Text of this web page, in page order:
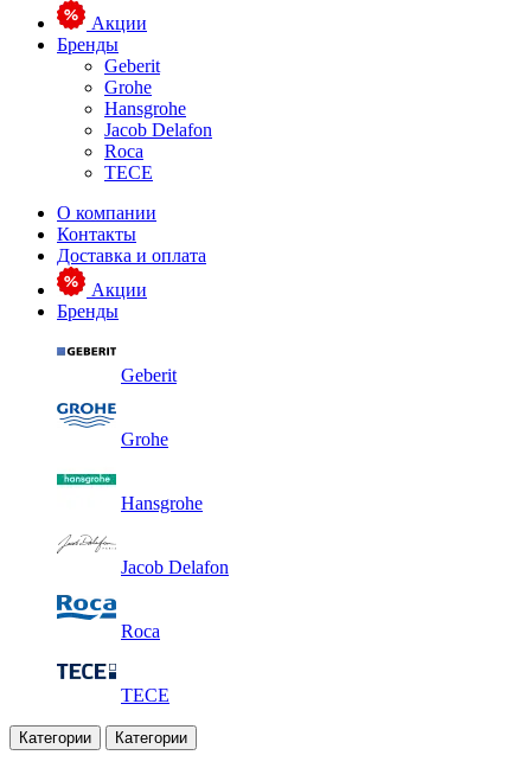
Акции
Бренды
Geberit
Grohe
Hansgrohe
Jacob Delafon
Roca
TECE
О компании
Контакты
Доставка и оплата
Акции
Бренды
Geberit
Grohe
Hansgrohe
Jacob Delafon
Roca
TECE
Категории Категории